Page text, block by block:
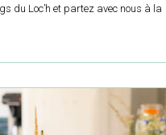
du Loc’h et partez avec nous à la